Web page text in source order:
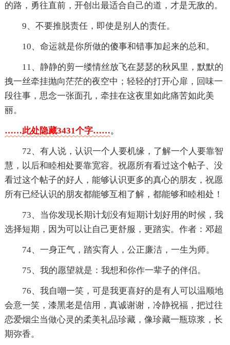
的路，勇往直前，开创出最适合自己的道，才是无敌的。
9、不要推脱责任，即使是别人的责任。
10、命运就是你所做的傻事和错事加起来的总和。
11、静静的剪一缕情丝放飞在瑟瑟的秋风里，默默的
拽一丝牵挂抛向茫茫的夜空中；轻轻的打开心扉，回味一
段往事，思念一张面孔，牵挂在这夜里如此痛苦如此美
丽。
……此处隐藏3431个字……。
72、有人说，认识一个人要机缘，了解一个人要靠智
慧，以后和睦相处要靠宽容。祝愿所有看过这个帖子、没
看过这个帖子的好人，能够认识更多的真心的朋友，祝愿
所有已经认识的朋友都能够互相了解，都能够和睦相处！
73、当你发现长期计划没有短期计划好用的时候，我
选择短期，因为可以让自己更舒服，更踏实。作者：邓超
74、一身正气，踏实育人，公正廉洁，一生为师。
75、我的愿望就是：我想和你作一辈子的伴侣。
76、我自嘲一笑，可是我更喜好的是有人可以温顺地
会意一笑，漆黑老是信用，真诚谢谢，冷静祝福，把过往
恋爱烟尘当做心灵的柔美礼品珍藏，像珍藏一瓶琼浆，长
期弥香。